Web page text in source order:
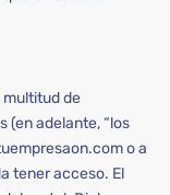
de
(en adelante, “los
o a
tener acceso. El